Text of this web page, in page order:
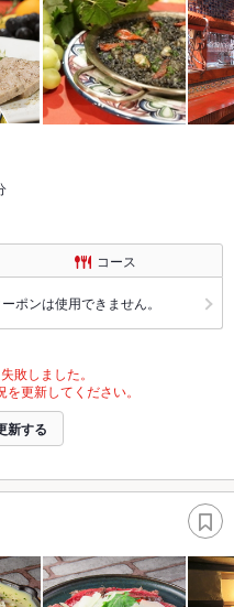
コース
ポンは使用できません。
敗しました。
更新してください。
新する